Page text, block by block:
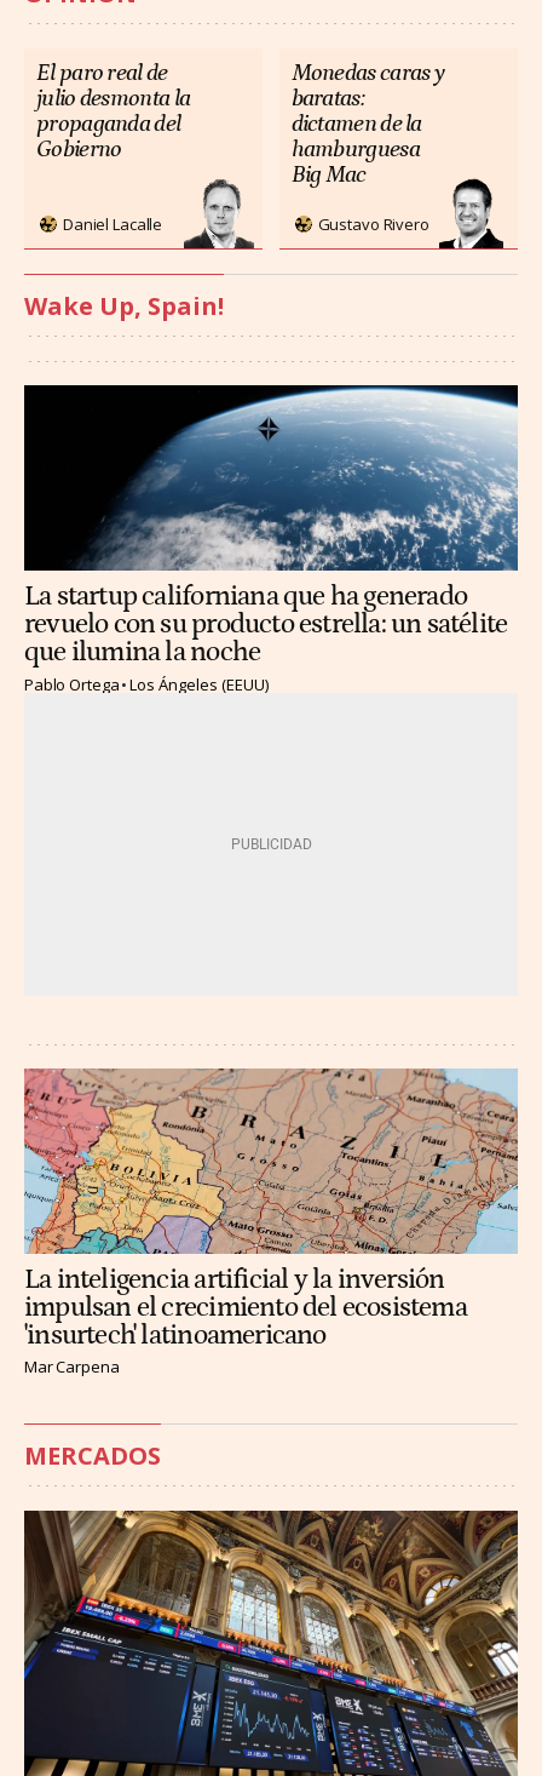
El paro real de
julio desmonta la
propaganda del
Gobierno
Daniel Lacalle
Monedas caras y
baratas:
dictamen de la
hamburguesa
Big Mac
Gustavo Rivero
Wake Up, Spain!
La startup californiana que ha generado
revuelo con su producto estrella: un satélite
que ilumina la noche
Pablo Ortega Los Ángeles (EEUU)
La inteligencia artificial y la inversión
impulsan el crecimiento del ecosistema
'insurtech' latinoamericano
Mar Carpena
MERCADOS